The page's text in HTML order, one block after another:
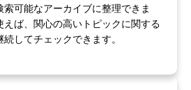
可能なアーカイブに整理できま
ば、関心の高いトピックに関する
してチェックできます。